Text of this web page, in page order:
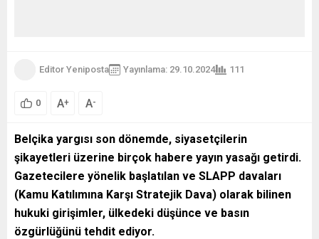
Editor Yeniposta Yayınlama: 29.10.2024 111
0 A+ A-
Belçika yargısı son dönemde, siyasetçilerin
şikayetleri üzerine birçok habere yayın yasağı getirdi.
Gazetecilere yönelik başlatılan ve SLAPP davaları
(Kamu Katılımına Karşı Stratejik Dava) olarak bilinen
hukuki girişimler, ülkedeki düşünce ve basın
özgürlüğünü tehdit ediyor.